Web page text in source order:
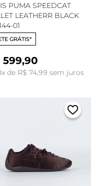
PUMA SPEEDCAT
LEATHERR BLACK
01
GRÁTIS*
599,90
de R$ 74,99 sem juros